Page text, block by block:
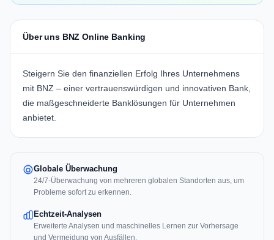
Über uns BNZ Online Banking
Steigern Sie den finanziellen Erfolg Ihres Unternehmens
mit BNZ – einer vertrauenswürdigen und innovativen Bank,
die maßgeschneiderte Banklösungen für Unternehmen
anbietet.
Globale Überwachung
24/7-Überwachung von mehreren globalen Standorten aus, um
Probleme sofort zu erkennen.
Echtzeit-Analysen
Erweiterte Analysen und maschinelles Lernen zur Vorhersage
und Vermeidung von Ausfällen.